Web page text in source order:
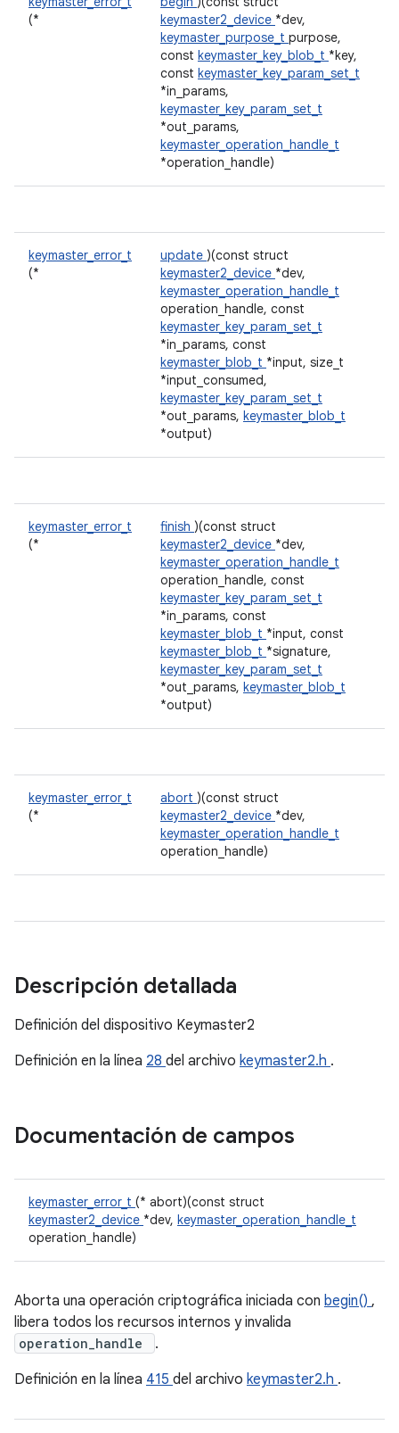
(*
keymaster2_device *dev,
keymaster_purpose_t purpose,
const keymaster_key_blob_t *key,
const keymaster_key_param_set_t
*in_params,
keymaster_key_param_set_t
*out_params,
keymaster_operation_handle_t
*operation_handle)
keymaster_error_t
(*
update )(const struct
keymaster2_device *dev,
keymaster_operation_handle_t
operation_handle, const
keymaster_key_param_set_t
*in_params, const
keymaster_blob_t *input, size_t
*input_consumed,
keymaster_key_param_set_t
*out_params, keymaster_blob_t
*output)
keymaster_error_t
(*
finish )(const struct
keymaster2_device *dev,
keymaster_operation_handle_t
operation_handle, const
keymaster_key_param_set_t
*in_params, const
keymaster_blob_t *input, const
keymaster_blob_t *signature,
keymaster_key_param_set_t
*out_params, keymaster_blob_t
*output)
keymaster_error_t
(*
abort )(const struct
keymaster2_device *dev,
keymaster_operation_handle_t
operation_handle)
Descripción detallada
Definición del dispositivo Keymaster2
Definición en la línea 28 del archivo keymaster2.h .
Documentación de campos
keymaster_error_t (* abort)(const struct
keymaster2_device *dev, keymaster_operation_handle_t
operation_handle)
Aborta una operación criptográfica iniciada con begin() ,
libera todos los recursos internos y invalida
operation_handle
.
Definición en la línea 415 del archivo keymaster2.h .